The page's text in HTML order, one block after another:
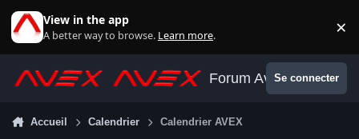
View in the app
A better way to browse. Learn more. ×
Forum AvexSe connecter
Accueil Calendrier Calendrier AVEX